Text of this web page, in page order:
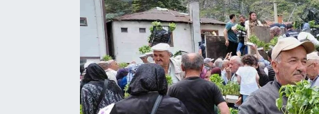
Sürmanşet